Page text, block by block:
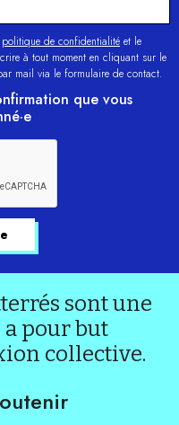
politique de confidentialité et le
à tout moment en cliquant sur le
mail via le formulaire de contact.
que vous
sont une
pour but
collective.